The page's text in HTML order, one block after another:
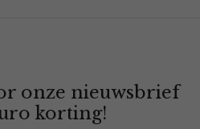
onze nieuwsbrief
korting!